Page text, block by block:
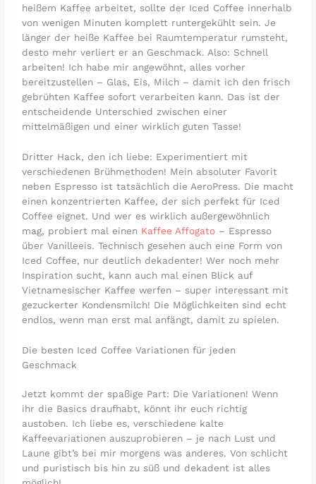
heißem Kaffee arbeitet, sollte der Iced Coffee innerhalb
von wenigen Minuten komplett runtergekühlt sein. Je
länger der heiße Kaffee bei Raumtemperatur rumsteht,
desto mehr verliert er an Geschmack. Also: Schnell
arbeiten! Ich habe mir angewöhnt, alles vorher
bereitzustellen – Glas, Eis, Milch – damit ich den frisch
gebrühten Kaffee sofort verarbeiten kann. Das ist der
entscheidende Unterschied zwischen einer
mittelmäßigen und einer wirklich guten Tasse!
Dritter Hack, den ich liebe: Experimentiert mit
verschiedenen Brühmethoden! Mein absoluter Favorit
neben Espresso ist tatsächlich die AeroPress. Die macht
einen konzentrierten Kaffee, der sich perfekt für Iced
Coffee eignet. Und wer es wirklich außergewöhnlich
mag, probiert mal einen Kaffee Affogato – Espresso
über Vanilleeis. Technisch gesehen auch eine Form von
Iced Coffee, nur deutlich dekadenter! Wer noch mehr
Inspiration sucht, kann auch mal einen Blick auf
Vietnamesischer Kaffee werfen – super interessant mit
gezuckerter Kondensmilch! Die Möglichkeiten sind echt
endlos, wenn man erst mal anfängt, damit zu spielen.
Die besten Iced Coffee Variationen für jeden
Geschmack
Jetzt kommt der spaßige Part: Die Variationen! Wenn
ihr die Basics draufhabt, könnt ihr euch richtig
austoben. Ich liebe es, verschiedene kalte
Kaffeevariationen auszuprobieren – je nach Lust und
Laune gibt’s bei mir morgens was anderes. Von schlicht
und puristisch bis hin zu süß und dekadent ist alles